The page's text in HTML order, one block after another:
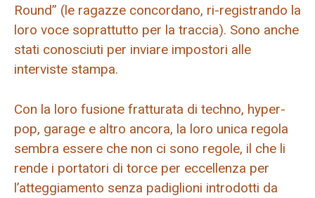
Round” (le ragazze concordano, ri-registrando la
loro voce soprattutto per la traccia). Sono anche
stati conosciuti per inviare impostori alle
interviste stampa.
Con la loro fusione fratturata di techno, hyper-
pop, garage e altro ancora, la loro unica regola
sembra essere che non ci sono regole, il che li
rende i portatori di torce per eccellenza per
l’atteggiamento senza padiglioni introdotti da